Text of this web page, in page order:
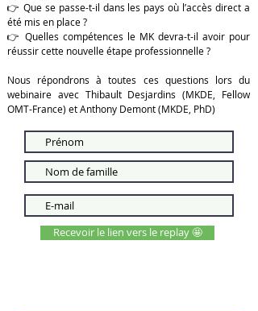
👉 Que se passe-t-il dans les pays où l’accès direct a
été mis en place ?
👉 Quelles compétences le MK devra-t-il avoir pour
réussir cette nouvelle étape professionnelle ?
Nous répondrons à toutes ces questions lors du
webinaire avec Thibault Desjardins (MKDE, Fellow
OMT-France) et Anthony Demont (MKDE, PhD)
Recevoir le lien vers le replay 🤩